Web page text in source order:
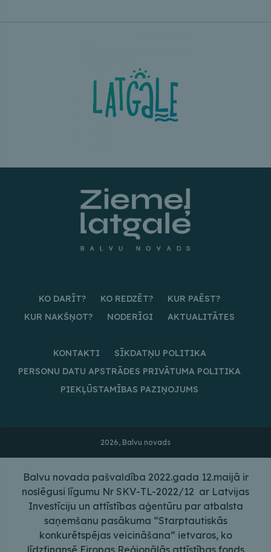
KO DARĪT? KO REDZĒT?
KUR PAĒST?
KUR NAKŠŅOT?
NODERĪGI AKTUALITĀTES
KONTAKTI
SĪKDATŅU POLITIKA
PERSONU DATU APSTRĀDES PRIVĀTUMA POLITIKA
PIEKĻŪSTAMĪBAS PAZIŅOJUMS
2026, Balvu novads
Balvu novada pašvaldība 2022.gada 12.maijā ir
noslēgusi līgumu Nr SKV-TL-2022/12 ar Latvijas
Investīciju un attīstības aģentūru par atbalsta
saņemšanu pasākuma “Starptautiskās
konkurētspējas veicināšana” ietvaros, ko
līdzfinansē Eiropas Reģionālās attīstības fonds